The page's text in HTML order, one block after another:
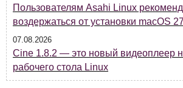
Пользователям Asahi Linux
воздержаться от установки macOS
07.08.2026
Cine 1.8.2 — это новый видеоплеер
рабочего стола Linux